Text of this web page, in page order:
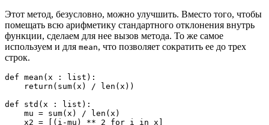
Этот метод, безусловно, можно улучшить. Вместо того, чтобы
помещать всю арифметику стандартного отклонения внутрь
функции, сделаем для нее вызов метода. То же самое
используем и для mean, что позволяет сократить ее до трех
строк.
def mean(x : list):
def std(x : list):